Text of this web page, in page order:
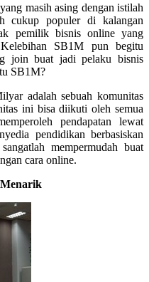
masih asing dengan istilah
cukup populer di kalangan
pemilik bisnis online yang
SB1M pun begitu
join buat jadi pelaku bisnis
SB1M?
adalah sebuah komunitas
ini bisa diikuti oleh semua
pendapatan lewat
pendidikan berbasiskan
mempermudah buat
cara online.
Menarik